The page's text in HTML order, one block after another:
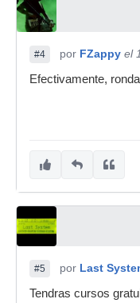
#4 por FZappy el
Efectivamente,
#5 por Last
Tendras cursos